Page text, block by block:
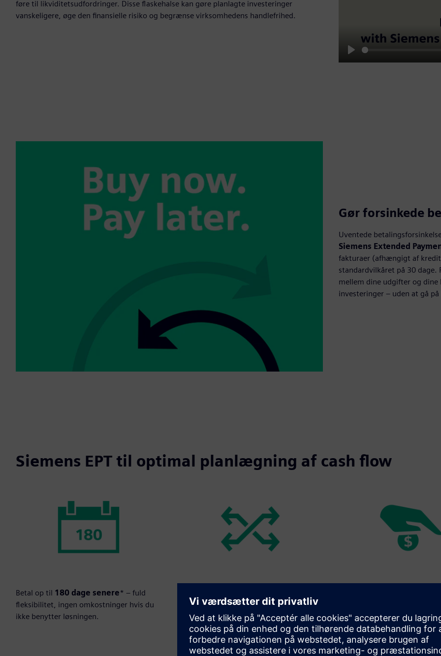
føre til likviditetsudfordringer. Disse flaskehalse kan gøre planlagte investeringer
vanskeligere, øge den finansielle risiko og begrænse virksomhedens handlefrihed.
Play
Gør forsinkede
Uventede
Siemens Extended
fakturaer (afhængigt af
standardvilkåret på 30
mellem dine udgifter og
investeringer – uden at gå
Siemens EPT til optimal planlægning af cash flow
Betal op til 180 dage senere* – fuld
fleksibilitet, ingen omkostninger hvis du
ikke benytter løsningen.